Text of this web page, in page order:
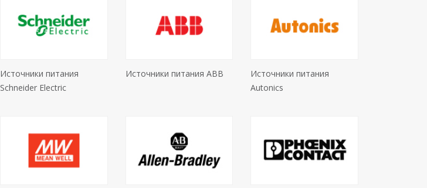
Источники питания
Schneider Electric
Источники питания ABB
Источники питания
Autonics